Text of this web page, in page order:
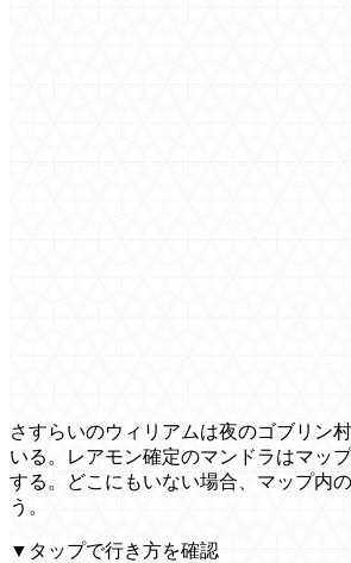
さすらいのウィリアムは夜のゴブリン
いる。レアモン確定のマンドラはマッ
する。どこにもいない場合、マップ内
う。
▼タップで行き方を確認